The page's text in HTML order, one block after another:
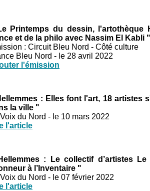
Printemps du dessin, l'artothèque
et de la philo avec Nassim El Kabli "
: Circuit Bleu Nord - Côté culture
Bleu Nord - le 28 avril 2022
l'émission
: Elles font l'art, 18 artistes
la ville "
du Nord - le 10 mars 2022
l'article
: Le collectif d’artistes Le
à l’Inventaire "
du Nord - le 07 février 2022
l'article